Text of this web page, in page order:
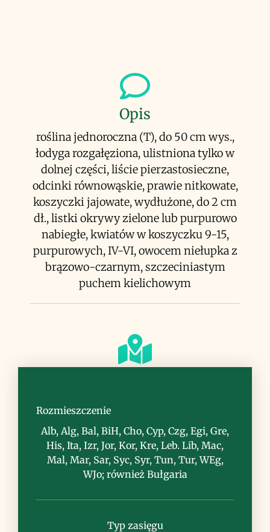
Opis
roślina jednoroczna (T), do 50 cm wys.,
łodyga rozgałęziona, ulistniona tylko w
dolnej części, liście pierzastosieczne,
odcinki równowąskie, prawie nitkowate,
koszyczki jajowate, wydłużone, do 2 cm
dł., listki okrywy zielone lub purpurowo
nabiegłe, kwiatów w koszyczku 9-15,
purpurowych, IV-VI, owocem niełupka z
brązowo-czarnym, szczeciniastym
puchem kielichowym
Rozmieszczenie
Alb, Alg, Bal, BiH, Cho, Cyp, Czg, Egi, Gre,
His, Ita, Izr, Jor, Kor, Kre, Leb. Lib, Mac,
Mal, Mar, Sar, Syc, Syr, Tun, Tur, WEg,
WJo; również Bułgaria
Typ zasięgu